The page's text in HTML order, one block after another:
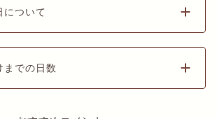
について
までの日数